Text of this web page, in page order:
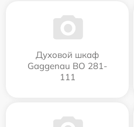
Духовой шкаф
Gaggenau BO 281-
111